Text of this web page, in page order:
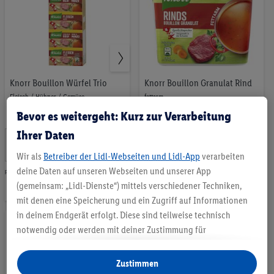
Knorr Bouillon Würfel Trio
Fleisch / Hühner / Gemüse
Aktion
8. 95
CHF
pro 3x109g, 3x113g | 100g = 2.74 CHF
Auf
die
Merkliste
Knorr Bouillon Granulat Rind
fettarm
Aktion
14.95
CHF
pro 600g | 100g = 2.49 CHF
Auf
die
Merkliste
Bevor es weitergeht: Kurz zur Verarbeitung
Ihrer Daten
Wir als Betreiber der Lidl-Webseiten und Lidl-App verarbeiten
deine Daten auf unseren Webseiten und unserer App
(gemeinsam: „Lidl-Dienste“) mittels verschiedener Techniken,
mit denen eine Speicherung und ein Zugriff auf Informationen
in deinem Endgerät erfolgt. Diese sind teilweise technisch
notwendig oder werden mit deiner Zustimmung für
personalisierte Werbung innerhalb und außerhalb der Lidl-
Zustimmen